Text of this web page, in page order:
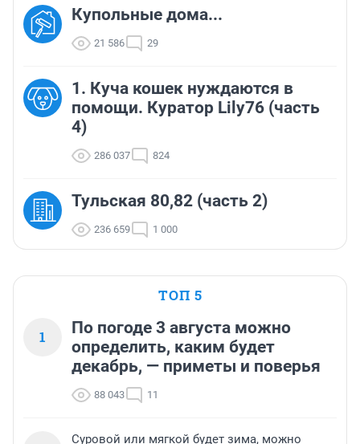
Купольные дома...
21 586 29
1. Куча кошек нуждаются в
помощи. Куратор Lily76 (часть
4)
286 037 824
Тульская 80,82 (часть 2)
236 659 1 000
ТОП 5
1
По погоде 3 августа можно
определить, каким будет
декабрь, — приметы и поверья
88 043 11
Суровой или мягкой будет зима, можно